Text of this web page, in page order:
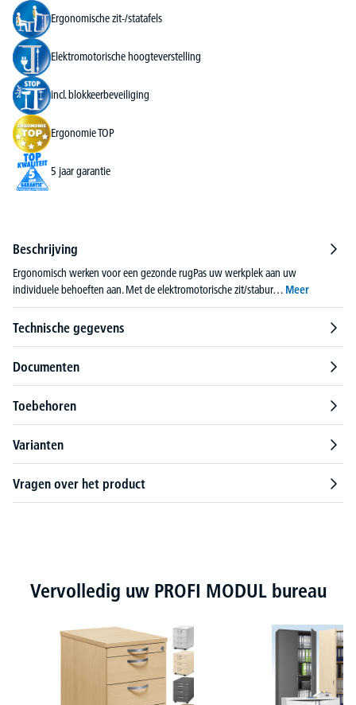
Ergonomische zit-/statafels
Elektromotorische hoogteverstelling
incl. blokkeerbeveiliging
Ergonomie TOP
5 jaar garantie
Beschrijving
Ergonomisch werken voor een gezonde rugPas uw werkplek aan uw
individuele behoeften aan. Met de elektromotorische zit/stabur… Meer
Technische gegevens
Documenten
Toebehoren
Varianten
Vragen over het product
Productgalerij overslaan
Vervolledig uw PROFI MODUL bureau